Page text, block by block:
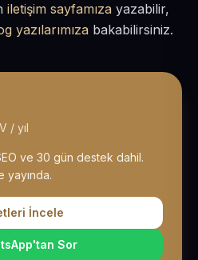
iletişim sayfamıza yazabilir,
yazılarımıza bakabilirsiniz.
/ yıl
ve 30 gün destek dahil.
yayında.
İncele
Sor